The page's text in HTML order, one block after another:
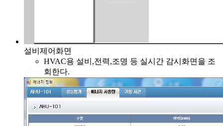
설비제어화면
HVAC용 설비,전력,조명 등 실시간 감시화면을 조
회한다.